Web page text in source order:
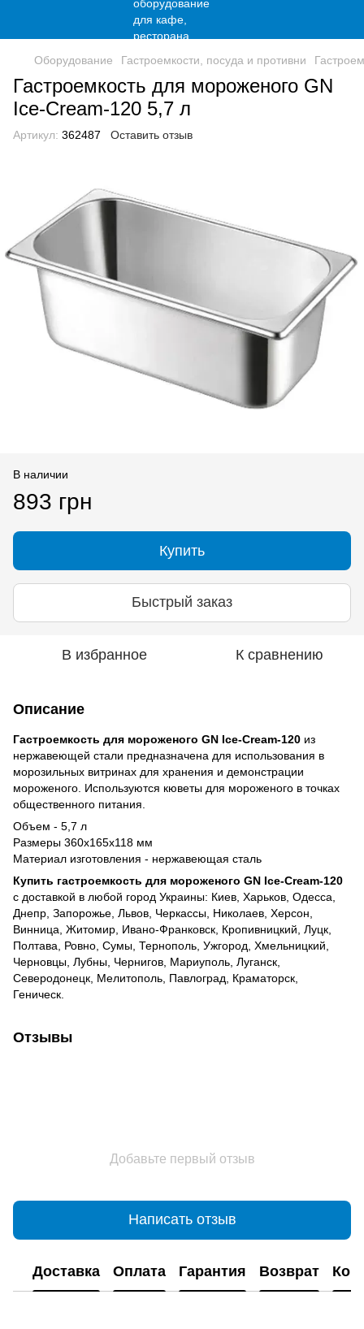
Оборудование Гастроемкости, посуда и противни
Гастроемкость для мороженого GN
Ice-Cream-120 5,7 л
Артикул: 362487 Оставить отзыв
В наличии
893 грн
Купить
Быстрый заказ
В избранное К сравнению
Описание
Гастроемкость для мороженого GN Ice-Cream-120 из
нержавеющей стали предназначена для использования в
морозильных витринах для хранения и демонстрации
мороженого. Используются кюветы для мороженого в точках
общественного питания.
Объем - 5,7 л
Размеры 360х165х118 мм
Материал изготовления - нержавеющая сталь
Купить гастроемкость для мороженого GN Ice-Cream-120
с доставкой в любой город Украины: Киев, Харьков, Одесса,
Днепр, Запорожье, Львов, Черкассы, Николаев, Херсон,
Винница, Житомир, Ивано-Франковск, Кропивницкий, Луцк,
Полтава, Ровно, Сумы, Тернополь, Ужгород, Хмельницкий,
Черновцы, Лубны, Чернигов, Мариуполь, Луганск,
Северодонецк, Мелитополь, Павлоград, Краматорск,
Геническ.
Отзывы
Добавьте первый отзыв
Написать отзыв
Доставка Оплата Гарантия Возврат